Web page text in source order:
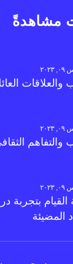
مشاهدةً
والعلاقات
والتفاهم
القيام بتجربة
المضيئة